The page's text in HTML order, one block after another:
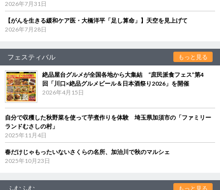
2026年7月31日
【がんを生きる緩和ケア医・大橋洋平「足し算命」】天空を見上げて
2026年7月28日
フェスティバル もっと見る
絶品屋台グルメが全国各地から大集結 “庶民派食フェス”第4
回「川口×絶品グルメビール＆日本酒祭り2026」を開催
2026年4月15日
自分で収穫した秋野菜を使って芋煮作りを体験 埼玉県加須市の「ファミリー
ランドむさしの村」
2025年11月4日
春だけじゃもったいないさくらの名所、加治川で秋のマルシェ
2025年10月23日
ふむふむ もっと見る